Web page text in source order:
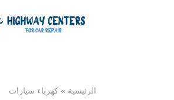
الرئيسية » كهرباء سيارات